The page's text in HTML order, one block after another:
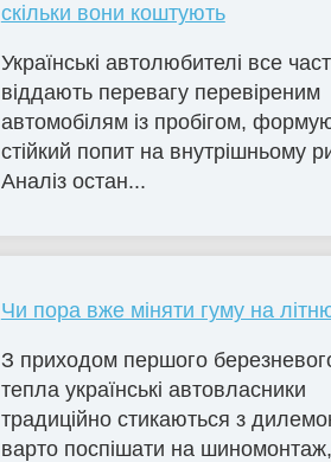
скільки вони коштують
Українські автолюбителі все
віддають перевагу перевіреним
автомобілям із пробігом,
стійкий попит на внутрішньому
Аналіз остан...
Чи пора вже міняти гуму на
З приходом першого
тепла українські автовласники
традиційно стикаються з
варто поспішати на